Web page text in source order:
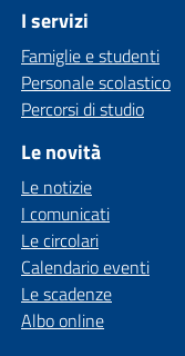
I servizi
Famiglie e studenti
Personale scolastico
Percorsi di studio
Le novità
Le notizie
I comunicati
Le circolari
Calendario eventi
Le scadenze
Albo online